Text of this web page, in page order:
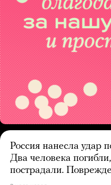
Россия нанесла удар
Два человека
пострадали.